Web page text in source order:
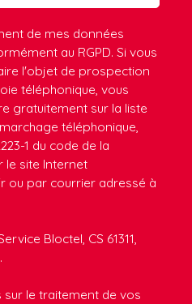
de mes données
au RGPD. Si vous
l'objet de prospection
téléphonique, vous
gratuitement sur la liste
téléphonique,
1 du code de la
le site Internet
ou par courrier adressé à
Bloctel, CS 61311,
sur le traitement de vos